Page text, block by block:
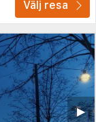
Välj resa
▶︎